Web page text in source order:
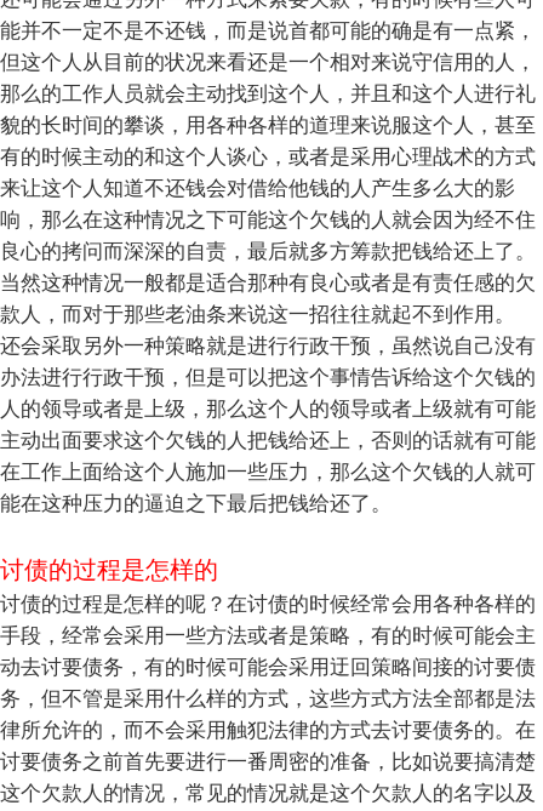
能并不一定不是不还钱，而是说首都可能的确是有一点紧，
但这个人从目前的状况来看还是一个相对来说守信用的人，
那么的工作人员就会主动找到这个人，并且和这个人进行礼
貌的长时间的攀谈，用各种各样的道理来说服这个人，甚至
有的时候主动的和这个人谈心，或者是采用心理战术的方式
来让这个人知道不还钱会对借给他钱的人产生多么大的影
响，那么在这种情况之下可能这个欠钱的人就会因为经不住
良心的拷问而深深的自责，最后就多方筹款把钱给还上了。
当然这种情况一般都是适合那种有良心或者是有责任感的欠
款人，而对于那些老油条来说这一招往往就起不到作用。
还会采取另外一种策略就是进行行政干预，虽然说自己没有
办法进行行政干预，但是可以把这个事情告诉给这个欠钱的
人的领导或者是上级，那么这个人的领导或者上级就有可能
主动出面要求这个欠钱的人把钱给还上，否则的话就有可能
在工作上面给这个人施加一些压力，那么这个欠钱的人就可
能在这种压力的逼迫之下最后把钱给还了。
讨债的过程是怎样的
讨债的过程是怎样的呢？在讨债的时候经常会用各种各样的
手段，经常会采用一些方法或者是策略，有的时候可能会主
动去讨要债务，有的时候可能会采用迂回策略间接的讨要债
务，但不管是采用什么样的方式，这些方式方法全部都是法
律所允许的，而不会采用触犯法律的方式去讨要债务的。在
讨要债务之前首先要进行一番周密的准备，比如说要搞清楚
这个欠款人的情况，常见的情况就是这个欠款人的名字以及